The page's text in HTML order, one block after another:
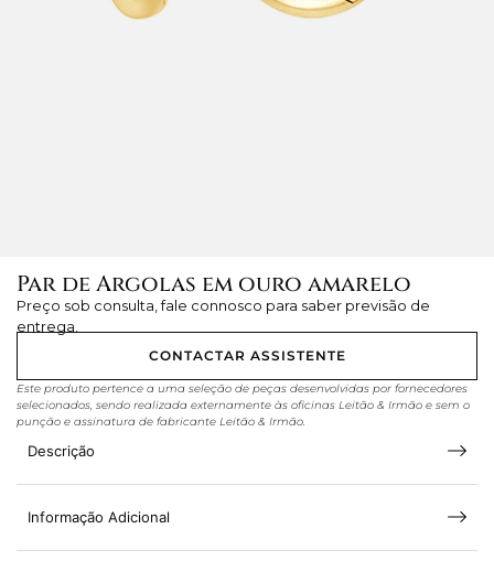
Par de Argolas em ouro amarelo
Preço sob consulta, fale connosco para saber previsão de
entrega.
CONTACTAR ASSISTENTE
Este produto pertence a uma seleção de peças desenvolvidas por fornecedores
selecionados, sendo realizada externamente às oficinas Leitão & Irmão e sem o
punção e assinatura de fabricante Leitão & Irmão.
Descrição
Informação Adicional